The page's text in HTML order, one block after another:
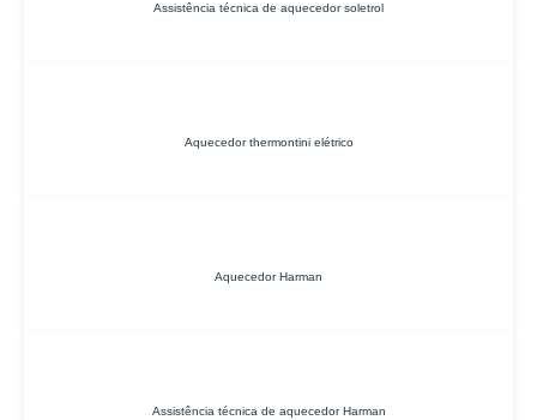
Assistência técnica de aquecedor soletrol
Aquecedor thermontini elétrico
Aquecedor Harman
Assistência técnica de aquecedor Harman